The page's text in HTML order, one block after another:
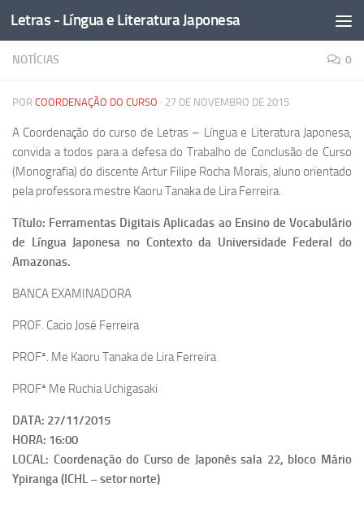
Skip to content
Letras - Língua e Literatura Japonesa
NOTÍCIAS 0
POR COORDENAÇÃO DO CURSO · 27 DE NOVEMBRO DE 2015
A Coordenação do curso de Letras – Língua e Literatura Japonesa,
convida a todos para a defesa do Trabalho de Conclusão de Curso
(Monografia) do discente Artur Filipe Rocha Morais, aluno orientado
pela professora mestre Kaoru Tanaka de Lira Ferreira.
Título: Ferramentas Digitais Aplicadas ao Ensino de Vocabulário
de Língua Japonesa no Contexto da Universidade Federal do
Amazonas.
BANCA EXAMINADORA
PROF. Cacio José Ferreira
PROFª. Me Kaoru Tanaka de Lira Ferreira
PROFª Me Ruchia Uchigasaki
DATA: 27/11/2015
HORA: 16:00
LOCAL: Coordenação do Curso de Japonês sala 22, bloco Mário
Ypiranga (ICHL – setor norte)